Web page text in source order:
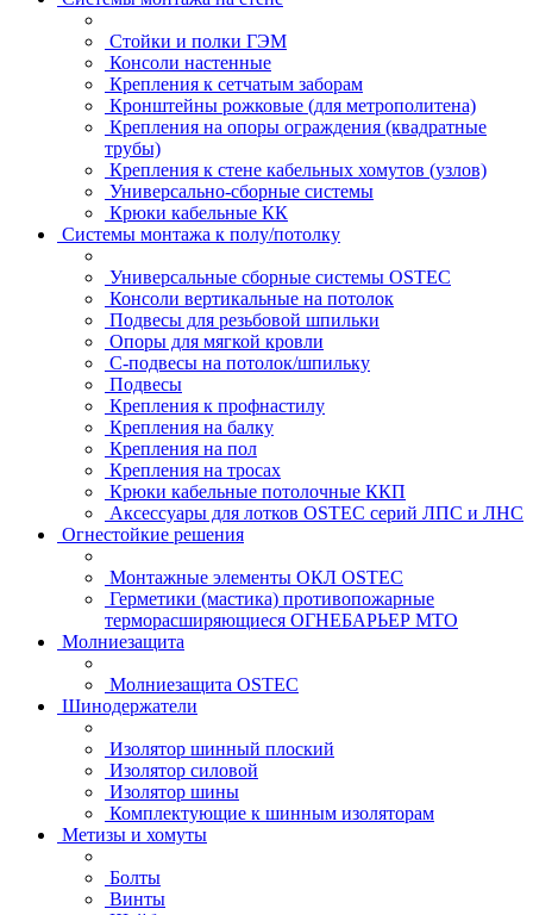
Стойки и полки ГЭМ
Консоли настенные
Крепления к сетчатым заборам
Кронштейны рожковые (для метрополитена)
Крепления на опоры ограждения (квадратные
трубы)
Крепления к стене кабельных хомутов (узлов)
Универсально-сборные системы
Крюки кабельные КК
Системы монтажа к полу/потолку
Универсальные сборные системы OSTEC
Консоли вертикальные на потолок
Подвесы для резьбовой шпильки
Опоры для мягкой кровли
С-подвесы на потолок/шпильку
Подвесы
Крепления к профнастилу
Крепления на балку
Крепления на пол
Крепления на тросах
Крюки кабельные потолочные ККП
Аксессуары для лотков OSTEC серий ЛПС и ЛНС
Огнестойкие решения
Монтажные элементы ОКЛ OSTEC
Герметики (мастика) противопожарные
терморасширяющиеся ОГНЕБАРЬЕР МТО
Молниезащита
Молниезащита OSTEC
Шинодержатели
Изолятор шинный плоский
Изолятор силовой
Изолятор шины
Комплектующие к шинным изоляторам
Метизы и хомуты
Болты
Винты